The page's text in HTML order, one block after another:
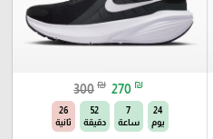
300 ₪ 270 ₪
24
يوم
7
ساعة
52
دقيقة
25
ثانية